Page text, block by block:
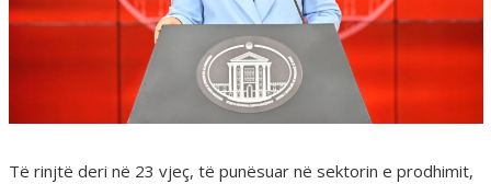
Të rinjtë deri në 23 vjeç, të punësuar në sektorin e prodhimit,